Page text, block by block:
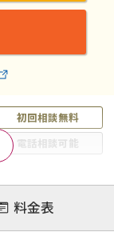
初回相談無料
電話相談可能
離婚裁判
料金表